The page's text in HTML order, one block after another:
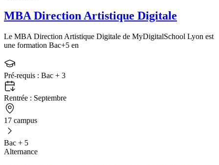
MBA Direction Artistique Digitale
Le MBA Direction Artistique Digitale de MyDigitalSchool Lyon est
une formation Bac+5 en
Pré-requis : Bac + 3
Rentrée : Septembre
17 campus
Bac + 5
Alternance